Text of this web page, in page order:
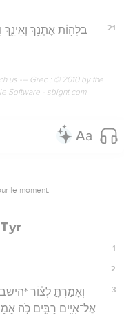
21
בַּלָּה֥וֹת אֶתְּנֵ֖ךְ וְאֵינֵ֑ךְ
--- Grec : © 2010 by the
Software - sblgnt.com
le moment.
1
2
3
וְאָמַרְתָּ֣ לְצ֗וֹר
אֶל־אִיִּ֖ים רַבִּ֑ים כֹּ֤ה